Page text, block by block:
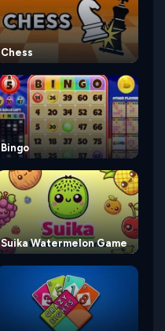
Chess
Bingo
Suika Watermelon Game